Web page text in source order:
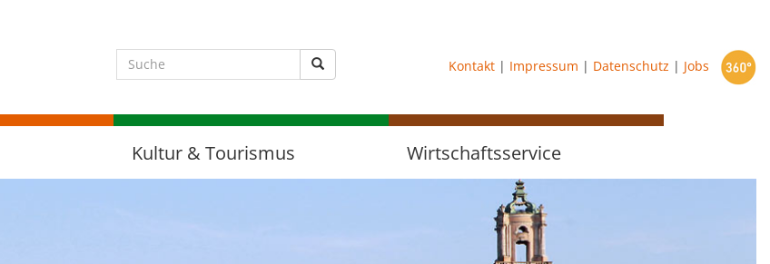
Kontakt | Impressum | Datenschutz | Jobs
Kultur & Tourismus Wirtschaftsservice